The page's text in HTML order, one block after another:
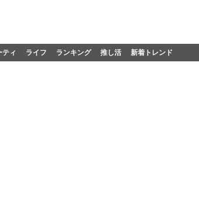
ティ ライフ ランキング 推し活 新着トレンド